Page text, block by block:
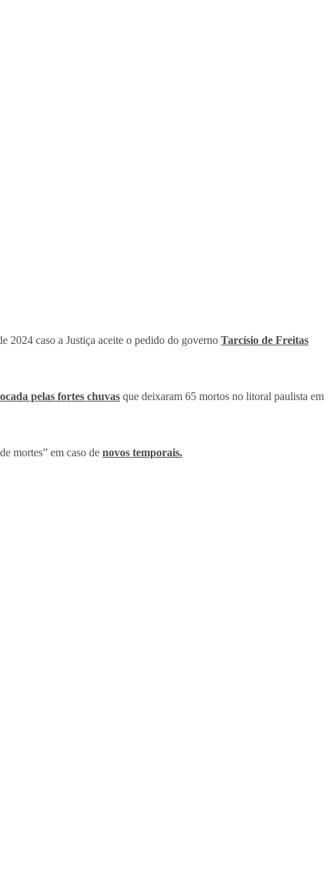
2024 caso a Justiça aceite o pedido do governo Tarcísio de Freitas
pelas fortes chuvas que deixaram 65 mortos no litoral paulista em
mortes” em caso de novos temporais.